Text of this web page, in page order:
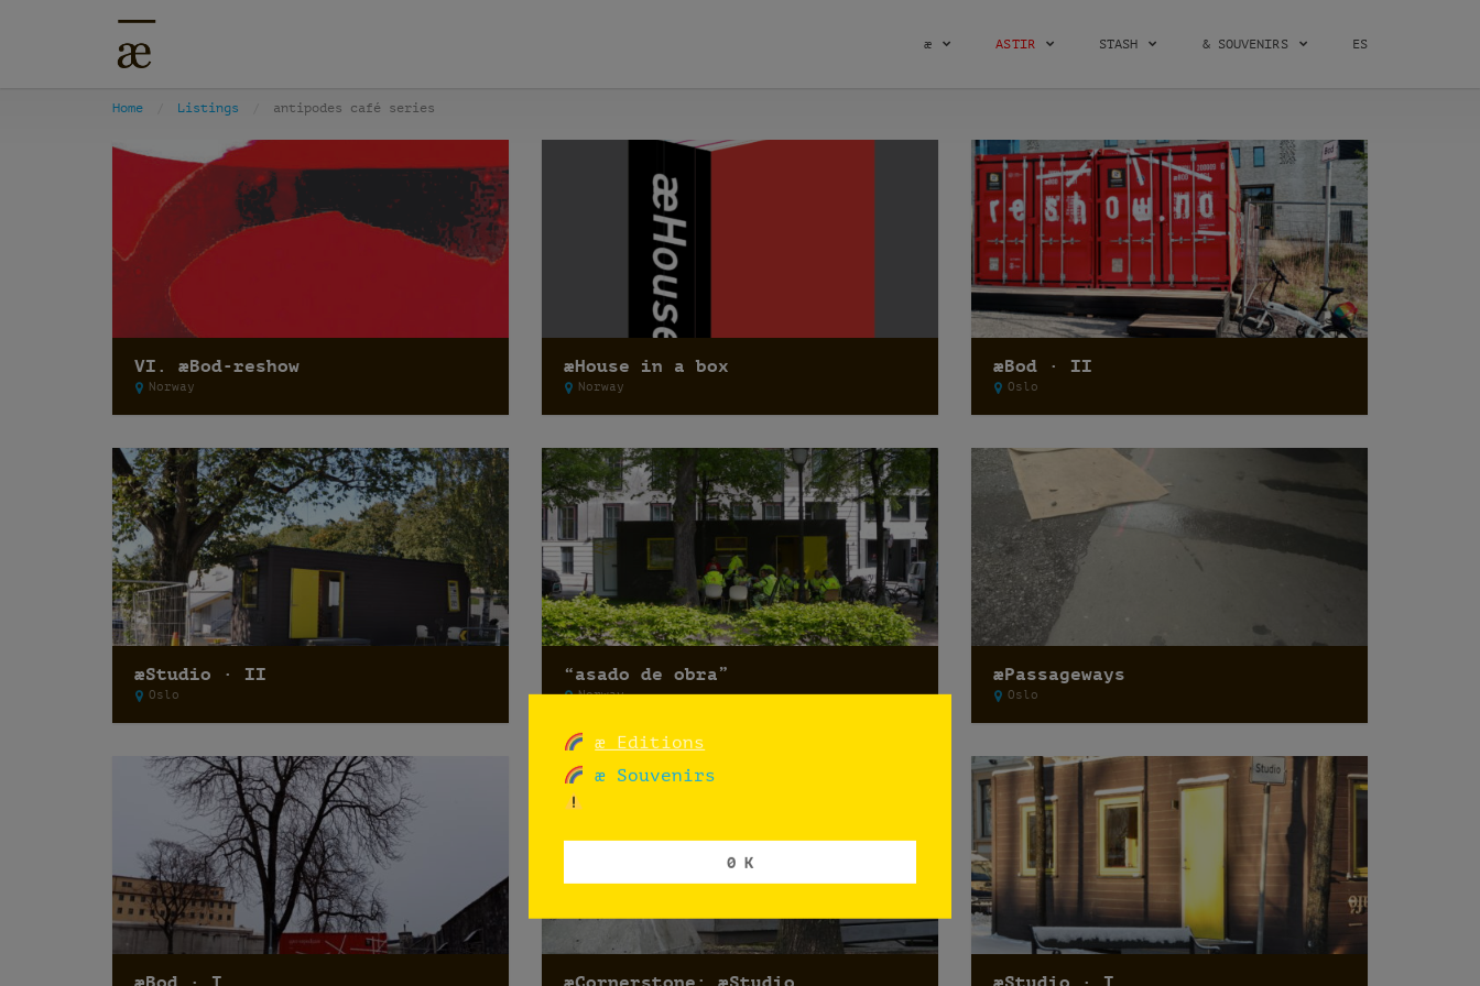
æ ASTIR STASH & SOUVENIRS ES
Home Listings antipodes café series
VI. æBod-reshow
Norway
æHouse in a box
Norway
æBod · II
Oslo
æStudio · II
Oslo
“asado de obra”
Norway
æPassageways
Oslo
æ Editions
æ Souvenirs
0 K